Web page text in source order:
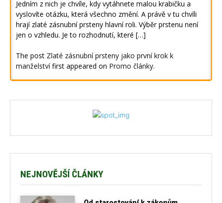
Jedním z nich je chvíle, kdy vytáhnete malou krabičku a
vyslovíte otázku, která všechno změní. A právě v tu chvíli
hrají zlaté zásnubní prsteny hlavní roli. Výběr prstenu není
jen o vzhledu. Je to rozhodnutí, které […]
The post Zlaté zásnubní prsteny jako první krok k
manželstvífirst appeared on Promo články.
NEJNOVĚJŠÍ ČLÁNKY